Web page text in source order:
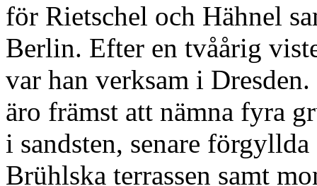
för Rietschel och Hähnel
Berlin. Efter en tvåårig
var han verksam i
äro främst att nämna fyra
i sandsten, senare
Brühlska terrassen samt